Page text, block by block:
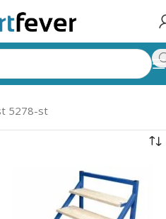
5278-st